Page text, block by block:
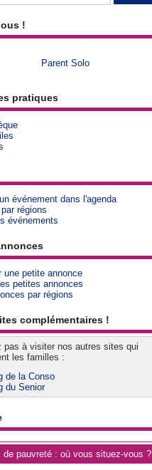
!
Parent Solo
pratiques
événement dans l'agenda
régions
événements
une petite annonce
petites annonces
par régions
complémentaires !
pas à visiter nos autres sites qui
les familles :
de la Conso
du Senior
de pauvreté : où vous situez-vous ?